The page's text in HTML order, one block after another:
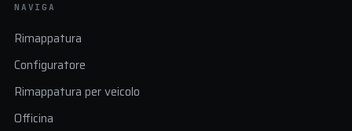
NAVIGA
Rimappatura
Configuratore
Rimappatura per veicolo
Officina